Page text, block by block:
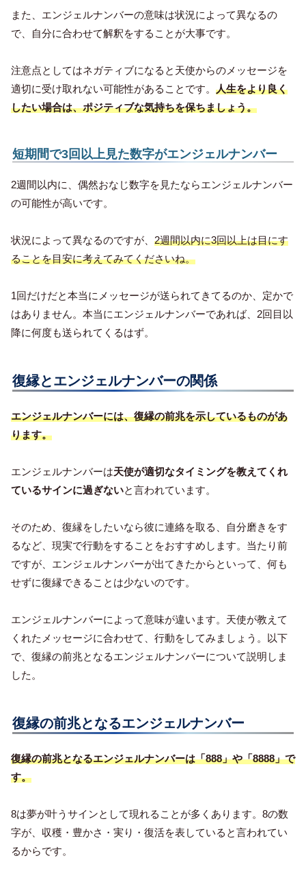
また、エンジェルナンバーの意味は状況によって異なるの
で、自分に合わせて解釈をすることが大事です。
注意点としてはネガティブになると天使からのメッセージを
適切に受け取れない可能性があることです。 人生をより良く
したい場合は、ポジティブな気持ちを保ちましょう。
短期間で3回以上見た数字がエンジェルナンバー
2週間以内に、偶然おなじ数字を見たならエンジェルナンバー
の可能性が高いです。
状況によって異なるのですが、 2週間以内に3回以上は目にす
ることを目安に考えてみてくださいね。
1回だけだと本当にメッセージが送られてきてるのか、定かで
はありません。本当にエンジェルナンバーであれば、2回目以
降に何度も送られてくるはず。
復縁とエンジェルナンバーの関係
エンジェルナンバーには、復縁の前兆を示しているものがあ
ります。
エンジェルナンバーは天使が適切なタイミングを教えてくれ
ているサインに過ぎないと言われています。
そのため、復縁をしたいなら彼に連絡を取る、自分磨きをす
るなど、現実で行動をすることをおすすめします。当たり前
ですが、エンジェルナンバーが出てきたからといって、何も
せずに復縁できることは少ないのです。
エンジェルナンバーによって意味が違います。天使が教えて
くれたメッセージに合わせて、行動をしてみましょう。以下
で、復縁の前兆となるエンジェルナンバーについて説明しま
した。
復縁の前兆となるエンジェルナンバー
復縁の前兆となるエンジェルナンバーは「888」や「8888」で
す。
8は夢が叶うサインとして現れることが多くあります。8の数
字が、収穫・豊かさ・実り・復活を表していると言われてい
るからです。